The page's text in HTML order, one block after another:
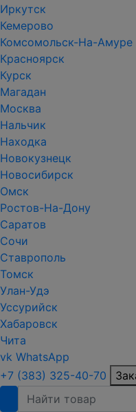
Иркутск
Кемерово
Комсомольск-На-Амуре
Красноярск
Курск
Магадан
Москва
Нальчик
Находка
Новокузнецк
Новосибирск
Омск
Ростов-На-Дону
Саратов
Сочи
Ставрополь
Томск
Улан-Удэ
Уссурийск
Хабаровск
Чита
vk WhatsApp
+7 (383) 325-40-70